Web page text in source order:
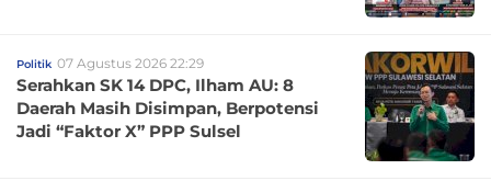
Politik 07 Agustus 2026 22:29
Serahkan SK 14 DPC, Ilham AU: 8
Daerah Masih Disimpan, Berpotensi
Jadi “Faktor X” PPP Sulsel